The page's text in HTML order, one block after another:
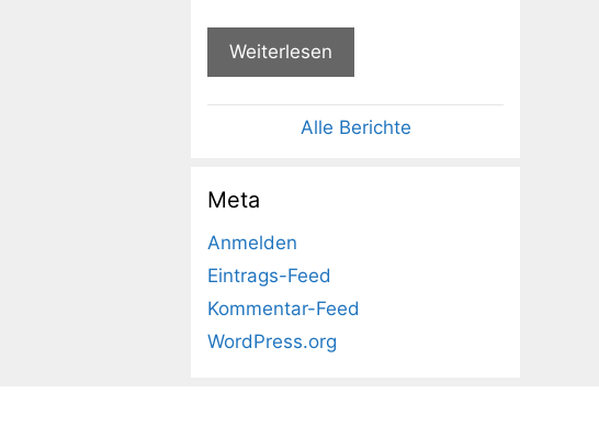
Weiterlesen
Alle Berichte
Meta
Anmelden
Eintrags-Feed
Kommentar-Feed
WordPress.org